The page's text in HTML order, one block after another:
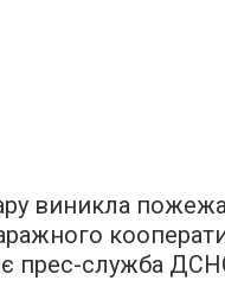
виникла
прес-служба